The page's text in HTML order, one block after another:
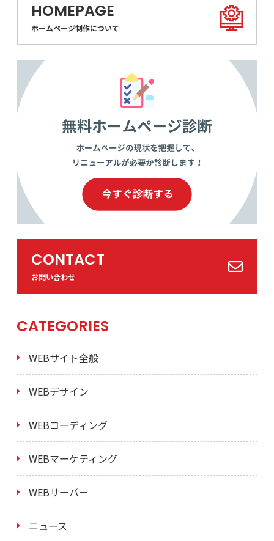
HOMEPAGE
ホームページ制作について
CONTACT
お問い合わせ
CATEGORIES
WEBサイト全般
WEBデザイン
WEBコーディング
WEBマーケティング
WEBサーバー
ニュース